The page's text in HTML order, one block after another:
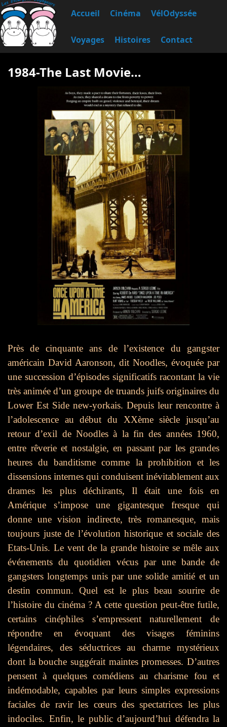
Accueil Cinéma VélOdyssée
Voyages Histoires Contact
1984-The Last Movie…
Près de cinquante ans de l’existence du gangster
américain David Aaronson, dit Noodles, évoquée par
une succession d’épisodes significatifs racontant la vie
très animée d’un groupe de truands juifs originaires du
Lower Est Side new-yorkais. Depuis leur rencontre à
l’adolescence au début du XXème siècle jusqu’au
retour d’exil de Noodles à la fin des années 1960,
entre rêverie et nostalgie, en passant par les grandes
heures du banditisme comme la prohibition et les
dissensions internes qui conduisent inévitablement aux
drames les plus déchirants, Il était une fois en
Amérique s’impose une gigantesque fresque qui
donne une vision indirecte, très romanesque, mais
toujours juste de l’évolution historique et sociale des
Etats-Unis. Le vent de la grande histoire se mêle aux
événements du quotidien vécus par une bande de
gangsters longtemps unis par une solide amitié et un
destin commun. Quel est le plus beau sourire de
l’histoire du cinéma ? A cette question peut-être futile,
certains cinéphiles s’empressent naturellement de
répondre en évoquant des visages féminins
légendaires, des séductrices au charme mystérieux
dont la bouche suggérait maintes promesses. D’autres
pensent à quelques comédiens au charisme fou et
indémodable, capables par leurs simples expressions
faciales de ravir les cœurs des spectatrices les plus
indociles. Enfin, le public d’aujourd’hui défendra la